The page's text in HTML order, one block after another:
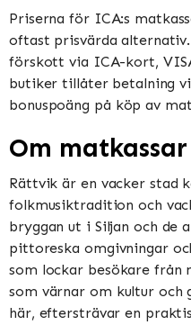
Priserna för ICA:s
oftast prisvärda
förskott via ICA-kort,
butiker tillåter betalning
bonuspoäng på köp av
Om
Rättvik är en vacker stad
folkmusiktradition och
bryggan ut i Siljan och de
pittoreska omgivningar
som lockar besökare från
som värnar om kultur och
här, eftersträvar en